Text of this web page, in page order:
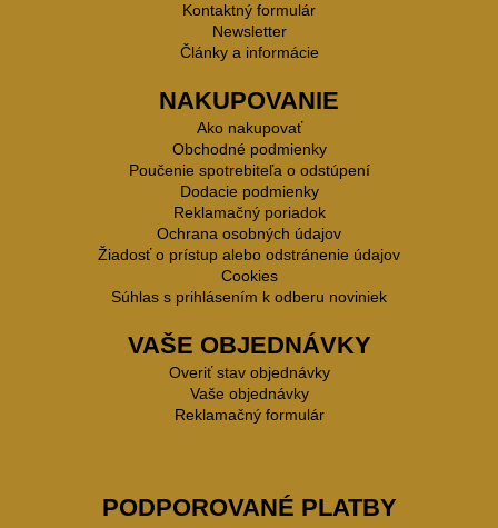
Kontaktný formulár
Newsletter
Články a informácie
NAKUPOVANIE
Ako nakupovať
Obchodné podmienky
Poučenie spotrebiteľa o odstúpení
Dodacie podmienky
Reklamačný poriadok
Ochrana osobných údajov
Žiadosť o prístup alebo odstránenie údajov
Cookies
Súhlas s prihlásením k odberu noviniek
VAŠE OBJEDNÁVKY
Overiť stav objednávky
Vaše objednávky
Reklamačný formulár
PODPOROVANÉ PLATBY